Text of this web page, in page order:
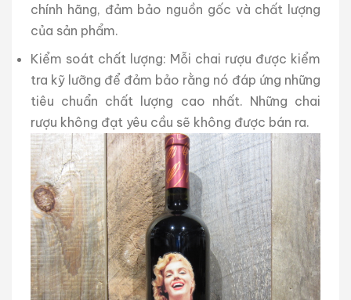
chính hãng, đảm bảo nguồn gốc và chất lượng
của sản phẩm.
Kiểm soát chất lượng: Mỗi chai rượu được kiểm
tra kỹ lưỡng để đảm bảo rằng nó đáp ứng những
tiêu chuẩn chất lượng cao nhất. Những chai
rượu không đạt yêu cầu sẽ không được bán ra.